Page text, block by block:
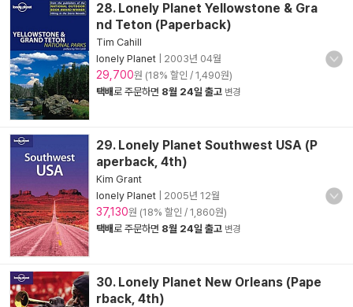
28. Lonely Planet Yellowstone & Gra
nd Teton (Paperback)
Tim Cahill
lonely Planet
2003년 04월
29,700원 (18% 할인 / 1,490원)
택배로 주문하면 8월 24일 출고 변경
29. Lonely Planet Southwest USA (P
aperback, 4th)
Kim Grant
lonely Planet
2005년 12월
37,130원 (18% 할인 / 1,860원)
택배로 주문하면 8월 24일 출고 변경
30. Lonely Planet New Orleans (Pape
rback, 4th)